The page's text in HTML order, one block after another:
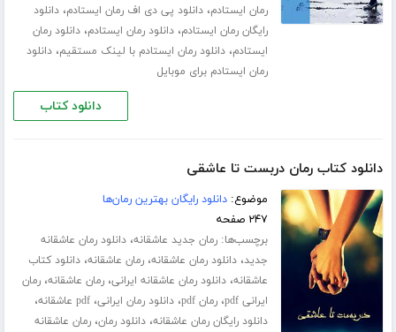
رمان ایستادم،دانلود پی دی اف رمان ایستادم،دانلود
رایگان رمان ایستادم،دانلود رمان ایستادم،دانلود رمان
ایستادم،دانلود رمان ایستادم با لینک مستقیم،دانلود
رمان ایستادم برای موبایل
دانلود کتاب
دانلود کتاب رمان دربست تا عاشقی
موضوع:دانلود رایگان بهترین رمان‌ها
۲۴۷ صفحه
برچسب‌ها:رمان جدید عاشقانه،دانلود رمان عاشقانه
جدید،دانلود رمان عاشقانه،رمان عاشقانه،دانلود کتاب
عاشقانه،دانلود رمان عاشقانه ایرانی،رمان عاشقانه،رمان
ایرانی pdf
،رمان pdf ،دانلود رمان ایرانی،pdf عاشقانه ،
دانلود رایگان رمان عاشقانه،دانلود رمان،رمان عاشقانه